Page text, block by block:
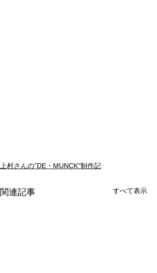
上村さんの”DE・MUNCK"制作記
関連記事 すべて表示